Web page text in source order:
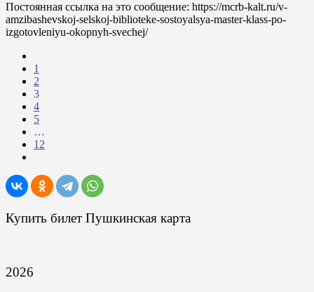
Постоянная ссылка на это сообщение: https://mcrb-kalt.ru/v-
amzibashevskoj-selskoj-biblioteke-sostoyalsya-master-klass-po-
izgotovleniyu-okopnyh-svechej/
1
2
3
4
5
…
12
Купить билет Пушкинская карта
2026